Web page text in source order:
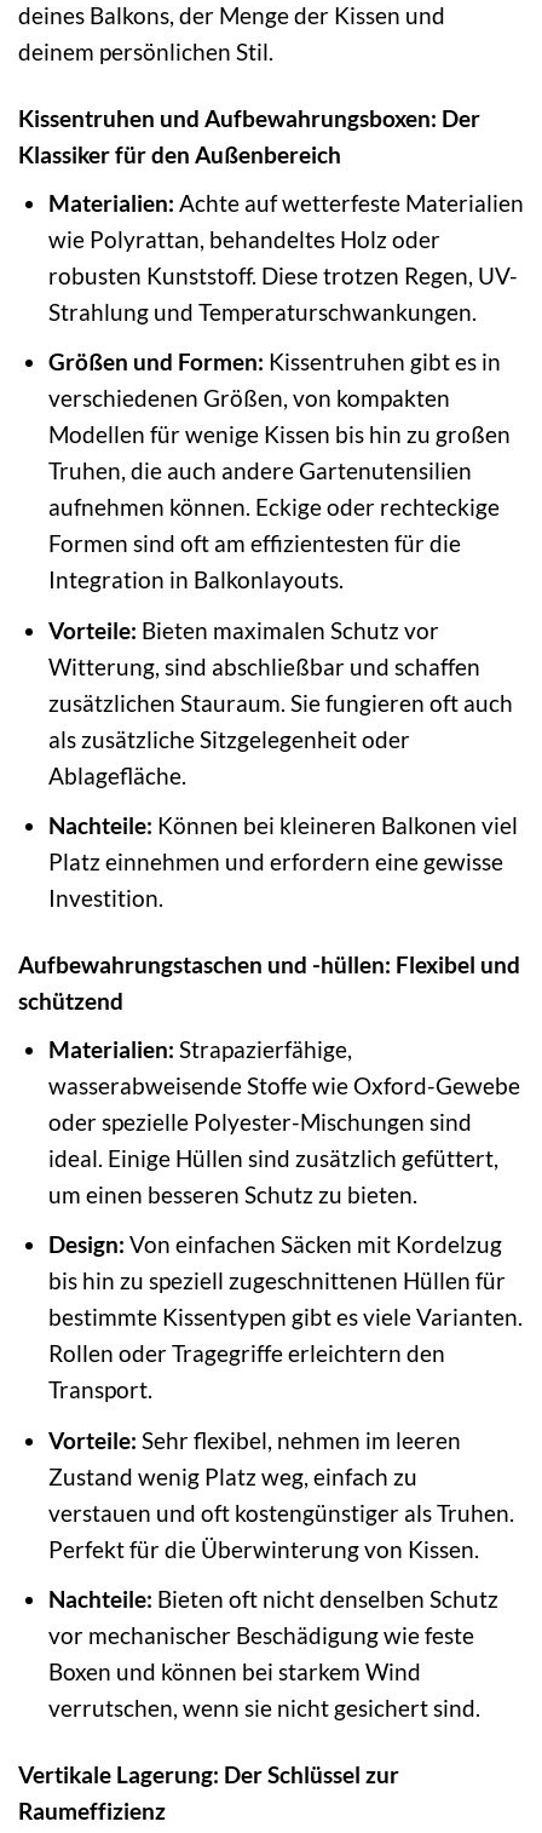
deines Balkons, der Menge der Kissen und
deinem persönlichen Stil.
Kissentruhen und Aufbewahrungsboxen: Der
Klassiker für den Außenbereich
Materialien: Achte auf wetterfeste Materialien
wie Polyrattan, behandeltes Holz oder
robusten Kunststoff. Diese trotzen Regen, UV-
Strahlung und Temperaturschwankungen.
Größen und Formen: Kissentruhen gibt es in
verschiedenen Größen, von kompakten
Modellen für wenige Kissen bis hin zu großen
Truhen, die auch andere Gartenutensilien
aufnehmen können. Eckige oder rechteckige
Formen sind oft am effizientesten für die
Integration in Balkonlayouts.
Vorteile: Bieten maximalen Schutz vor
Witterung, sind abschließbar und schaffen
zusätzlichen Stauraum. Sie fungieren oft auch
als zusätzliche Sitzgelegenheit oder
Ablagefläche.
Nachteile: Können bei kleineren Balkonen viel
Platz einnehmen und erfordern eine gewisse
Investition.
Aufbewahrungstaschen und -hüllen: Flexibel und
schützend
Materialien: Strapazierfähige,
wasserabweisende Stoffe wie Oxford-Gewebe
oder spezielle Polyester-Mischungen sind
ideal. Einige Hüllen sind zusätzlich gefüttert,
um einen besseren Schutz zu bieten.
Design: Von einfachen Säcken mit Kordelzug
bis hin zu speziell zugeschnittenen Hüllen für
bestimmte Kissentypen gibt es viele Varianten.
Rollen oder Tragegriffe erleichtern den
Transport.
Vorteile: Sehr flexibel, nehmen im leeren
Zustand wenig Platz weg, einfach zu
verstauen und oft kostengünstiger als Truhen.
Perfekt für die Überwinterung von Kissen.
Nachteile: Bieten oft nicht denselben Schutz
vor mechanischer Beschädigung wie feste
Boxen und können bei starkem Wind
verrutschen, wenn sie nicht gesichert sind.
Vertikale Lagerung: Der Schlüssel zur
Raumeffizienz